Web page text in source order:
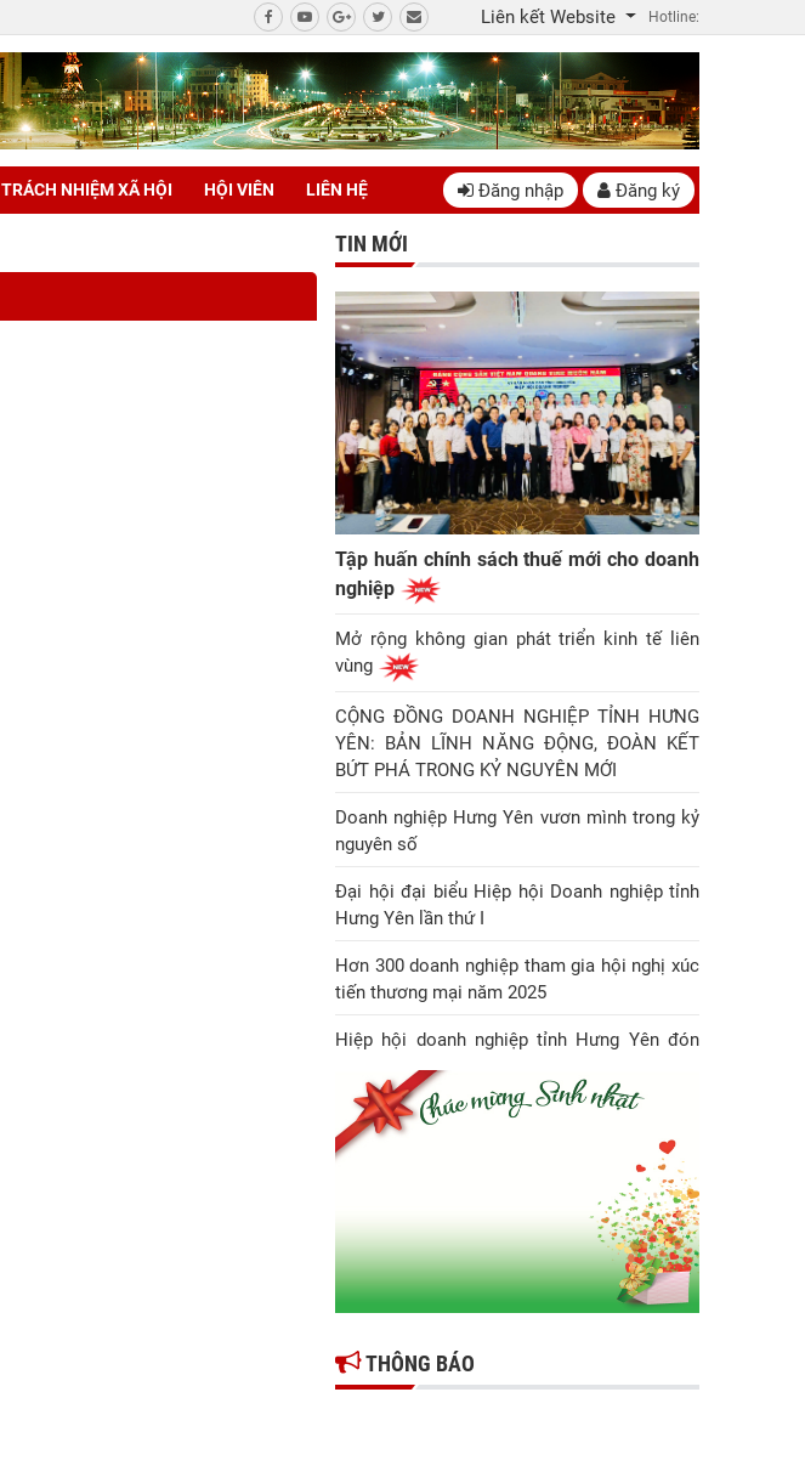
Liên kết Website Hotline:
TRÁCH NHIỆM XÃ HỘI HỘI VIÊN LIÊN HỆ Đăng nhập Đăng ký
TIN MỚI
Tập huấn chính sách thuế mới cho doanh
nghiệp
Mở rộng không gian phát triển kinh tế liên
vùng
CỘNG ĐỒNG DOANH NGHIỆP TỈNH HƯNG
YÊN: BẢN LĨNH NĂNG ĐỘNG, ĐOÀN KẾT
BỨT PHÁ TRONG KỶ NGUYÊN MỚI
Doanh nghiệp Hưng Yên vươn mình trong kỷ
nguyên số
Đại hội đại biểu Hiệp hội Doanh nghiệp tỉnh
Hưng Yên lần thứ I
Hơn 300 doanh nghiệp tham gia hội nghị xúc
tiến thương mại năm 2025
Hiệp hội doanh nghiệp tỉnh Hưng Yên đón
Huân chương Lao động hạng Nhì
Gợi mở giải pháp để thúc đẩy doanh nghiệp
tỉnh Hưng Yên phát triển
Ông Đỗ Văn Vẻ là Chủ tịch Hiệp hội Doanh
Hiệp hội doanh nghiệp tỉnh Hưng Yên: Cập
nhật chính sách thuế mới và phòng ngừa rủi
ro thuế cho doanh nghiệp
THÔNG BÁO